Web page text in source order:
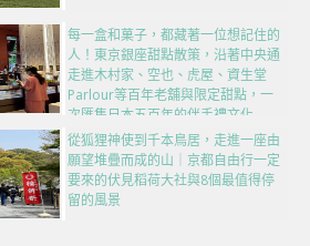
每一盒和菓子，都藏著一位想記住的
人！東京銀座甜點散策，沿著中央通
走進木村家、空也、虎屋、資生堂
Parlour等百年老舖與限定甜點，一
次匯集日本五百年的伴手禮文化
從狐狸神使到千本鳥居，走進一座由
願望堆疊而成的山｜京都自由行一定
要來的伏見稻荷大社與8個最值得停
留的風景